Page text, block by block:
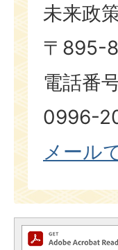
未来政
〒895-
電話番
0996-
メール